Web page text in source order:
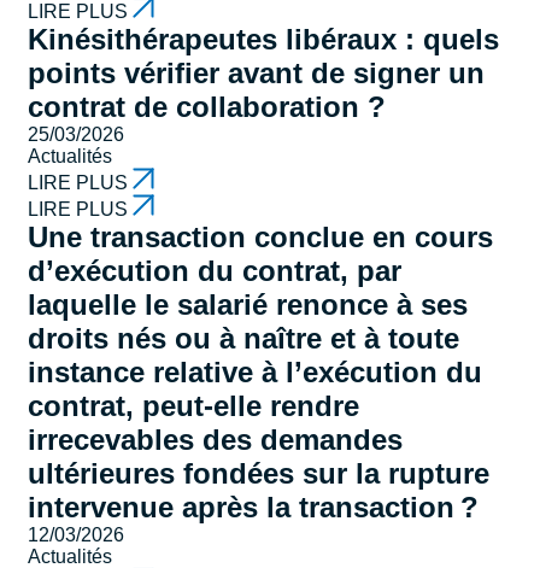
LIRE PLUS
Kinésithérapeutes libéraux : quels
points vérifier avant de signer un
contrat de collaboration ?
25/03/2026
Actualités
LIRE PLUS
LIRE PLUS
Une transaction conclue en cours
d’exécution du contrat, par
laquelle le salarié renonce à ses
droits nés ou à naître et à toute
instance relative à l’exécution du
contrat, peut-elle rendre
irrecevables des demandes
ultérieures fondées sur la rupture
intervenue après la transaction ?
12/03/2026
Actualités